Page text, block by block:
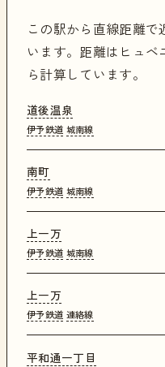
この駅から直線距離で
います。距離はヒュ
ら計算しています。
道後温泉
伊予鉄道 城南線
南町
伊予鉄道 城南線
上一万
伊予鉄道 城南線
上一万
伊予鉄道 連絡線
平和通一丁目